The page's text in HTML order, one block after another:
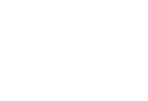
sudah saya terima dan p...